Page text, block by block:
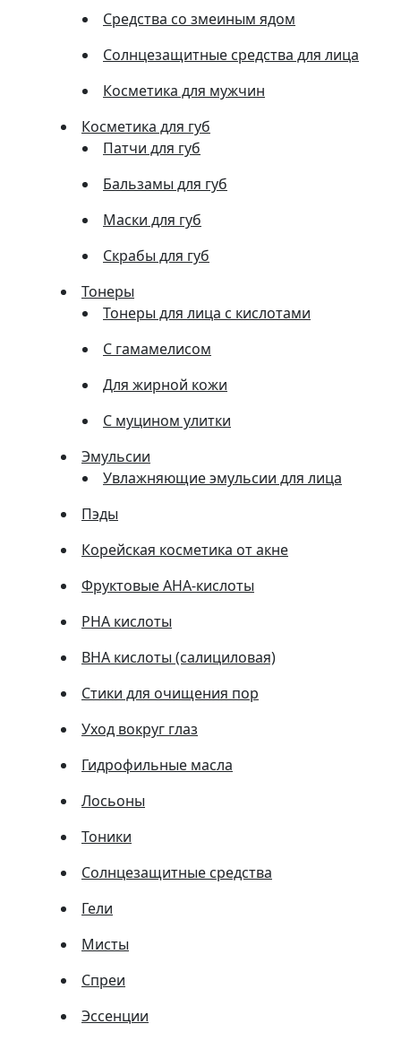
Средства со змеиным ядом
Солнцезащитные средства для лица
Косметика для мужчин
Косметика для губ
Патчи для губ
Бальзамы для губ
Маски для губ
Скрабы для губ
Тонеры
Тонеры для лица с кислотами
С гамамелисом
Для жирной кожи
С муцином улитки
Эмульсии
Увлажняющие эмульсии для лица
Пэды
Корейская косметика от акне
Фруктовые AHA-кислоты
PHA кислоты
BHA кислоты (салициловая)
Стики для очищения пор
Уход вокруг глаз
Гидрофильные масла
Лосьоны
Тоники
Солнцезащитные средства
Гели
Мисты
Спреи
Эссенции